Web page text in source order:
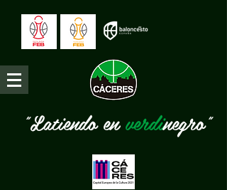
"Latiendo enverdinegro"